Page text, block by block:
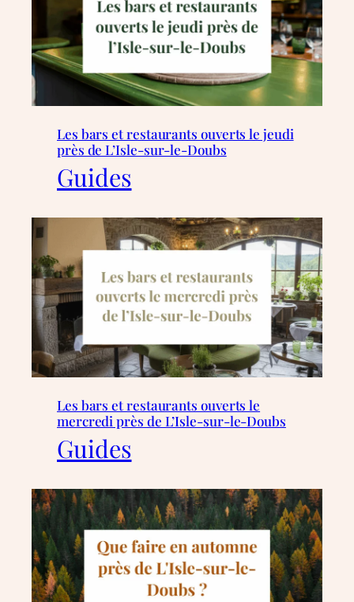
Les bars et restaurants ouverts le jeudi
près de L’Isle-sur-le-Doubs
Guides
Les bars et restaurants ouverts le
mercredi près de L’Isle-sur-le-Doubs
Guides